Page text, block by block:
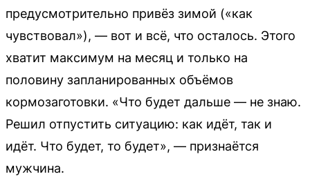
предусмотрительно привёз зимой («как
чувствовал»), — вот и всё, что осталось. Этого
хватит максимум на месяц и только на
половину запланированных объёмов
кормозаготовки. «Что будет дальше — не знаю.
Решил отпустить ситуацию: как идёт, так и
идёт. Что будет, то будет», — признаётся
мужчина.